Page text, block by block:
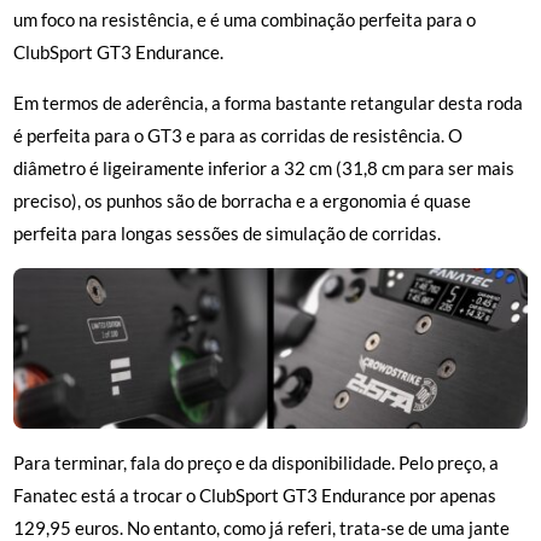
um foco na resistência, e é uma combinação perfeita para o
ClubSport GT3 Endurance.
Em termos de aderência, a forma bastante retangular desta roda
é perfeita para o GT3 e para as corridas de resistência. O
diâmetro é ligeiramente inferior a 32 cm (31,8 cm para ser mais
preciso), os punhos são de borracha e a ergonomia é quase
perfeita para longas sessões de simulação de corridas.
Para terminar, fala do preço e da disponibilidade. Pelo preço, a
Fanatec está a trocar o ClubSport GT3 Endurance por apenas
129,95 euros. No entanto, como já referi, trata-se de uma jante